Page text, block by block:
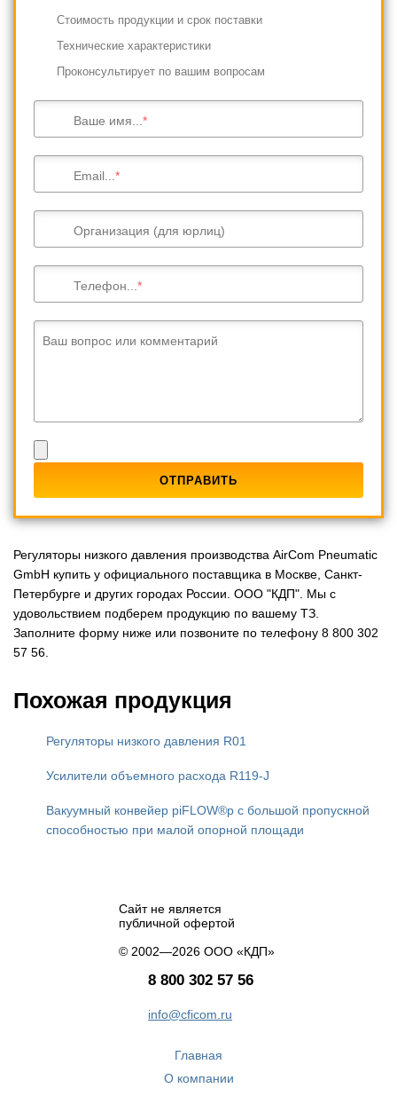
Cтоимость продукции и срок поставки
Технические характеристики
Проконсультирует по вашим вопросам
Ваше имя...
Email...
Организация (для юрлиц)
Телефон...
Ваш вопрос или комментарий
Регуляторы низкого давления производства AirCom Pneumatic
GmbH купить у официального поставщика в Москве, Санкт-
Петербурге и других городах России. ООО "КДП". Мы с
удовольствием подберем продукцию по вашему ТЗ.
Заполните форму ниже или позвоните по телефону 8 800 302
57 56.
Похожая продукция
Регуляторы низкого давления R01
Усилители объемного расхода R119-J
Вакуумный конвейер piFLOW®p с большой пропускной
способностью при малой опорной площади
Сайт не является
публичной офертой
© 2002—2026 ООО «КДП»
8 800 302 57 56
info@cficom.ru
Главная
О компании